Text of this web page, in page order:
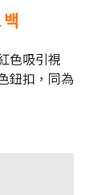
백
色吸引視
鈕扣，同為